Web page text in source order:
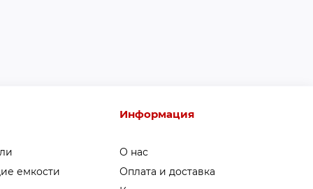
емкости
Информация
О нас
Оплата и доставка